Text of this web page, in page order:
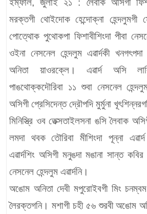
মরক্তগী থোইদোক হেন্দোক্না
পোত্থোক পুথোকপা ফিশাবীশিংদা পীবা
ওইনা নেসনেল হেন্দলুম এৱার্দকী
অনিতা য়াওরক্লে। এৱার্দ অসি
পাঙথোক্কদৌরিবা ১১ শুবা নেসনেল
অসিগী প্রেসিদেন্ত দ্রৌপদি মুর্মুনা
মিনিস্ত্রি ওব তেক্সতাইলসনা ঙসি লৈবাক
লমদা থবক তৌরিবা মীশিংদা পূন্না
এৱার্দশিং অসিগী মনুঙদা মঙানা সান্ত
নেসনেল হেন্দলুম এৱার্দনি।
অঙোম অনিতা দেবী মপুরোইবগী মিং
লৈরক্তগনি। মশাগী চহী ৫৬ শুরবী অঙোম